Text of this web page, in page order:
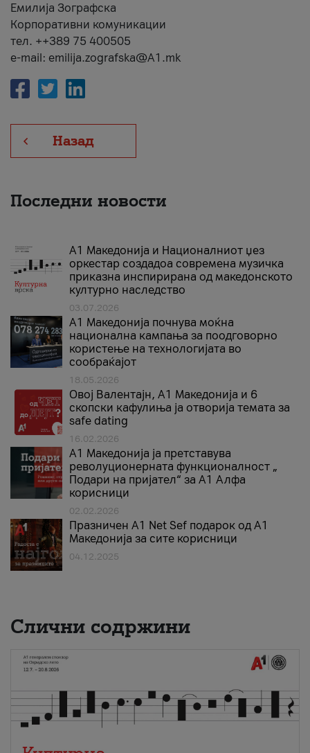
Емилија Зографска
Корпоративни комуникации
тел. ++389 75 400505
e-mail: emilija.zografska@A1.mk
Назад
Последни новости
А1 Македонија и Националниот џез
оркестар создадоа современа музичка
приказна инспирирана од македонското
културно наследство
03.07.2026
A1 Македонија почнува моќна
национална кампања за поодговорно
користење на технологијата во
сообраќајот
18.05.2026
Овој Валентајн, A1 Македонија и 6
скопски кафулиња ја отворија темата за
safe dating
16.02.2026
А1 Македонија ја претставува
револуционерната функционалност „
Подари на пријател“ за А1 Алфа
корисници
02.02.2026
Празничен A1 Net Sеf подарок од А1
Македонија за сите корисници
04.12.2025
Слични содржини